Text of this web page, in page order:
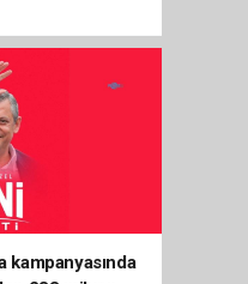
kampanyasında